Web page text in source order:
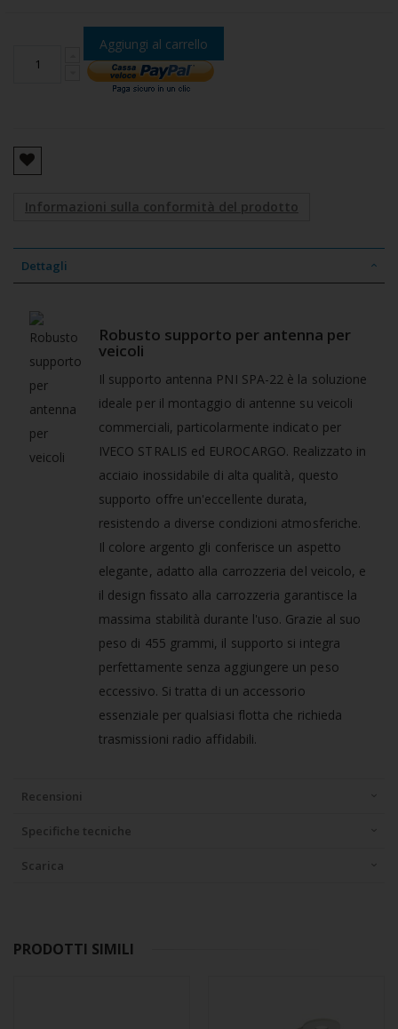
Aggiungi al carrello
Informazioni sulla conformità del prodotto
Dettagli
Robusto supporto per antenna per
veicoli
Il supporto antenna PNI SPA-22 è la soluzione
ideale per il montaggio di antenne su veicoli
commerciali, particolarmente indicato per
IVECO STRALIS ed EUROCARGO. Realizzato in
acciaio inossidabile di alta qualità, questo
supporto offre un'eccellente durata,
resistendo a diverse condizioni atmosferiche.
Il colore argento gli conferisce un aspetto
elegante, adatto alla carrozzeria del veicolo, e
il design fissato alla carrozzeria garantisce la
massima stabilità durante l'uso. Grazie al suo
peso di 455 grammi, il supporto si integra
perfettamente senza aggiungere un peso
eccessivo. Si tratta di un accessorio
essenziale per qualsiasi flotta che richieda
trasmissioni radio affidabili.
Recensioni
Specifiche tecniche
Scarica
PRODOTTI SIMILI